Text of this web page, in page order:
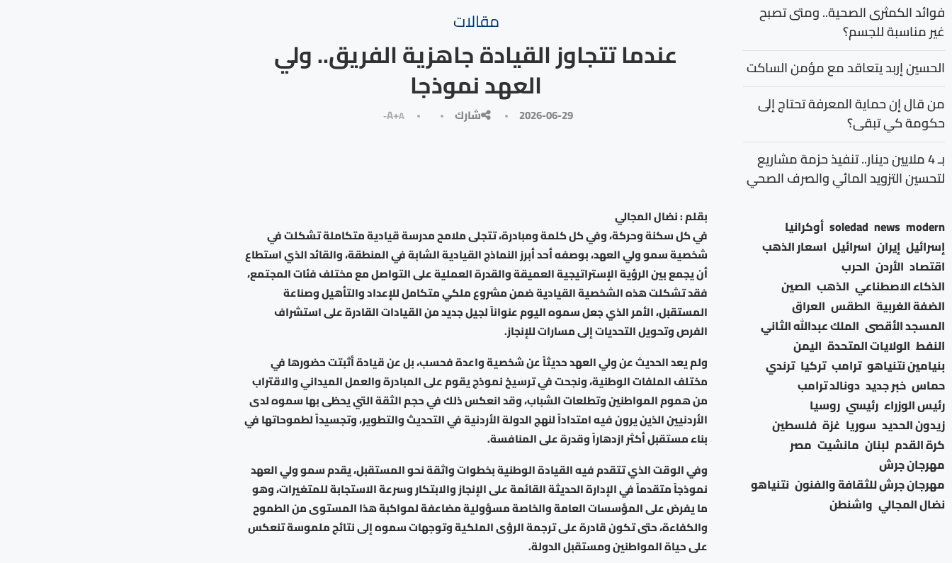
مقالات
عندما تتجاوز القيادة جاهزية الفريق.. ولي
العهد نموذجا
2026-06-29 شارك A+A-
بقلم : نضال المجالي
في كل سكنة وحركة، وفي كل كلمة ومبادرة، تتجلى ملامح مدرسة قيادية متكاملة تشكلت في
شخصية سمو ولي العهد، بوصفه أحد أبرز النماذج القيادية الشابة في المنطقة، والقائد الذي استطاع
أن يجمع بين الرؤية الإستراتيجية العميقة والقدرة العملية على التواصل مع مختلف فئات المجتمع،
فقد تشكلت هذه الشخصية القيادية ضمن مشروع ملكي متكامل للإعداد والتأهيل وصناعة
المستقبل، الأمر الذي جعل سموه اليوم عنواناً لجيل جديد من القيادات القادرة على استشراف
الفرص وتحويل التحديات إلى مسارات للإنجاز.
ولم يعد الحديث عن ولي العهد حديثاً عن شخصية واعدة فحسب، بل عن قيادة أثبتت حضورها في
مختلف الملفات الوطنية، ونجحت في ترسيخ نموذج يقوم على المبادرة والعمل الميداني والاقتراب
من هموم المواطنين وتطلعات الشباب، وقد انعكس ذلك في حجم الثقة التي يحظى بها سموه لدى
الأردنيين الذين يرون فيه امتداداً لنهج الدولة الأردنية في التحديث والتطوير، وتجسيداً لطموحاتها في
بناء مستقبل أكثر ازدهاراً وقدرة على المنافسة.
وفي الوقت الذي تتقدم فيه القيادة الوطنية بخطوات واثقة نحو المستقبل، يقدم سمو ولي العهد
نموذجاً متقدماً في الإدارة الحديثة القائمة على الإنجاز والابتكار وسرعة الاستجابة للمتغيرات، وهو
ما يفرض على المؤسسات العامة والخاصة مسؤولية مضاعفة لمواكبة هذا المستوى من الطموح
والكفاءة، حتى تكون قادرة على ترجمة الرؤى الملكية وتوجهات سموه إلى نتائج ملموسة تنعكس
على حياة المواطنين ومستقبل الدولة.
فوائد الكمثرى الصحية.. ومتى تصبح
غير مناسبة للجسم؟
الحسين إربد يتعاقد مع مؤمن الساكت
من قال إن حماية المعرفة تحتاج إلى
حكومة كي تبقى؟
بـ 4 ملايين دينار.. تنفيذ حزمة مشاريع
لتحسين التزويد المائي والصرف الصحي
modern
news
soledad أوكرانيا
إسرائيل إيران اسرائيل اسعار الذهب
اقتصاد الأردن الحرب
الذكاء الاصطناعي الذهب الصين
الضفة الغربية الطقس العراق
المسجد الأقصى الملك عبدالله الثاني
النفط الولايات المتحدة اليمن
بنيامين نتنياهو ترامب تركيا ترندي
حماس خبر جديد دونالد ترامب
رئيس الوزراء رئيسي روسيا
زيدون الحديد سوريا غزة فلسطين
كرة القدم لبنان مانشيت مصر
مهرجان جرش
مهرجان جرش للثقافة والفنون نتنياهو
نضال المجالي واشنطن